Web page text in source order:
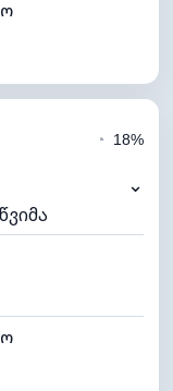
◔ 18%
⌄